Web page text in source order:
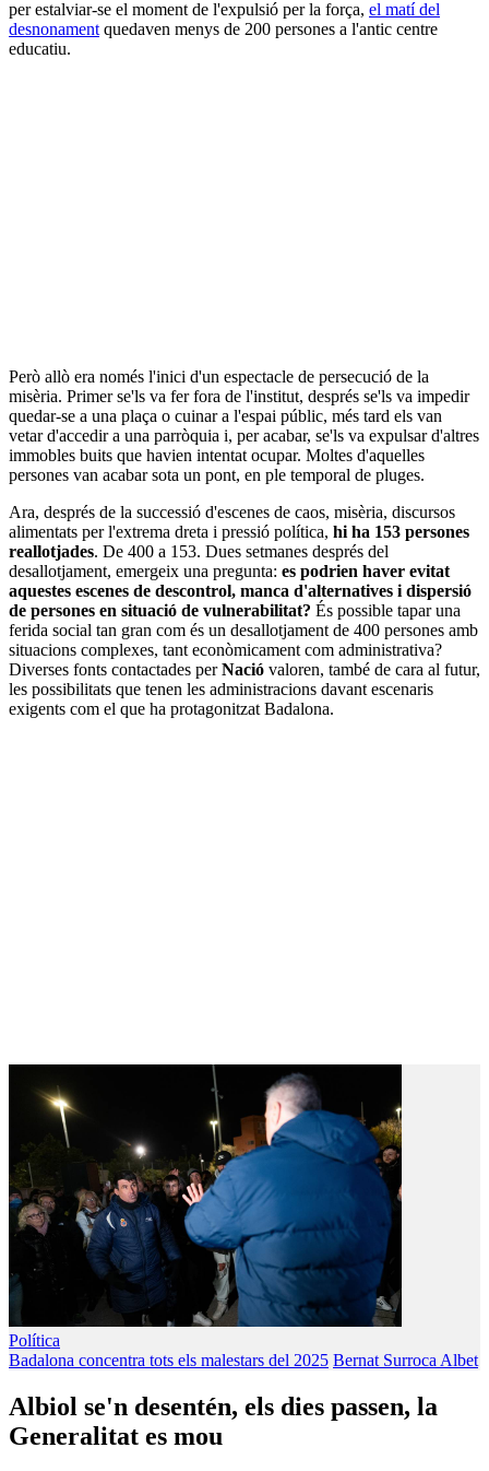
per estalviar-se el moment de l'expulsió per la força, el matí del
desnonament quedaven menys de 200 persones a l'antic centre
educatiu.
Però allò era només l'inici d'un espectacle de persecució de la
misèria. Primer se'ls va fer fora de l'institut, després se'ls va impedir
quedar-se a una plaça o cuinar a l'espai públic, més tard els van
vetar d'accedir a una parròquia i, per acabar, se'ls va expulsar d'altres
immobles buits que havien intentat ocupar. Moltes d'aquelles
persones van acabar sota un pont, en ple temporal de pluges.
Ara, després de la successió d'escenes de caos, misèria, discursos
alimentats per l'extrema dreta i pressió política, hi ha 153 persones
reallotjades. De 400 a 153. Dues setmanes després del
desallotjament, emergeix una pregunta: es podrien haver evitat
aquestes escenes de descontrol, manca d'alternatives i dispersió
de persones en situació de vulnerabilitat? És possible tapar una
ferida social tan gran com és un desallotjament de 400 persones amb
situacions complexes, tant econòmicament com administrativa?
Diverses fonts contactades perNació valoren, també de cara al futur,
les possibilitats que tenen les administracions davant escenaris
exigents com el que ha protagonitzat Badalona.
Política
Badalona concentra tots els malestars del 2025 Bernat Surroca Albet
Albiol se'n desentén, els dies passen, la
Generalitat es mou